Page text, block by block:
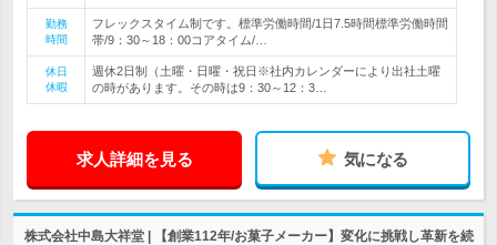
勤務
時間
フレックスタイム制です。標準労働時間/1日7.5時間標準労働時間
帯/9：30～18：00コアタイム/…
休日
休暇
週休2日制（土曜・日曜・祝日※社内カレンダーにより出社土曜
の時があります。その時は9：30～12：3…
求人詳細を見る 気になる
株式会社中島大祥堂 | 【創業112年/お菓子メーカー】変化に挑戦し革新を続